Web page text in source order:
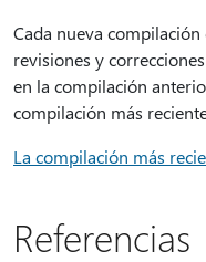
Cada nueva
revisiones y
en la compilación
compilación más
La compilación más
Referencias